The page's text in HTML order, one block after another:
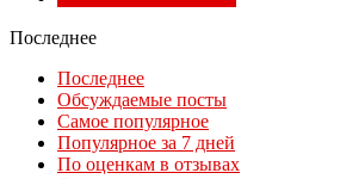
Последнее
Последнее
Обсуждаемые посты
Самое популярное
Популярное за 7 дней
По оценкам в отзывах